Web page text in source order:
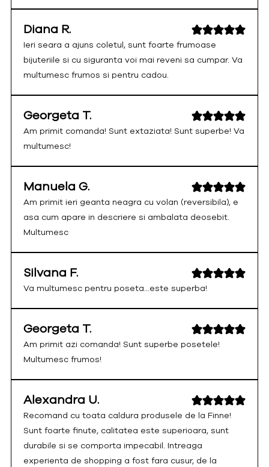
Diana R.
Ieri seara a ajuns coletul, sunt foarte frumoase
bijuteriile si cu siguranta voi mai reveni sa cumpar. Va
multumesc frumos si pentru cadou.
Georgeta T.
Am primit comanda! Sunt extaziata! Sunt superbe! Va
multumesc!
Manuela G.
Am primit ieri geanta neagra cu volan (reversibila), e
asa cum apare in descriere si ambalata deosebit.
Multumesc
Silvana F.
Va multumesc pentru poseta...este superba!
Georgeta T.
Am primit azi comanda! Sunt superbe posetele!
Multumesc frumos!
Alexandra U.
Recomand cu toata caldura produsele de la Finne!
Sunt foarte finute, calitatea este superioara, sunt
durabile si se comporta impecabil. Intreaga
experienta de shopping a fost fara cusur, de la